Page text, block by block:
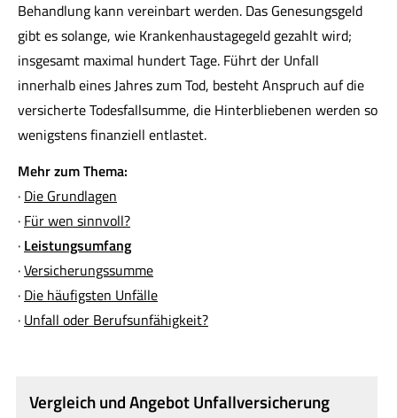
Behandlung kann vereinbart werden. Das Genesungsgeld
gibt es solange, wie Krankenhaustagegeld gezahlt wird;
insgesamt maximal hundert Tage. Führt der Unfall
innerhalb eines Jahres zum Tod, besteht Anspruch auf die
versicherte Todesfallsumme, die Hinterbliebenen werden so
wenigstens finanziell entlastet.
Mehr zum Thema:
· Die Grundlagen
· Für wen sinnvoll?
· Leistungsumfang
·Versicherungssumme
· Die häufigsten Unfälle
· Unfall oder Berufs­unfähig­keit?
Vergleich und Angebot Unfall­ver­si­che­rung